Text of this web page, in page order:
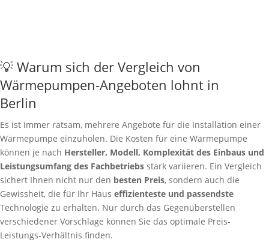
💡 Warum sich der Vergleich von
Wärmepumpen-Angeboten lohnt in
Berlin
Es ist immer ratsam, mehrere Angebote für die Installation einer
Wärmepumpe einzuholen. Die Kosten für eine Wärmepumpe
können je nach Hersteller, Modell, Komplexität des Einbaus und
Leistungsumfang des Fachbetriebs stark variieren. Ein Vergleich
sichert Ihnen nicht nur den besten Preis, sondern auch die
Gewissheit, die für Ihr Haus effizienteste und passendste
Technologie zu erhalten. Nur durch das Gegenüberstellen
verschiedener Vorschläge können Sie das optimale Preis-
Leistungs-Verhältnis finden.